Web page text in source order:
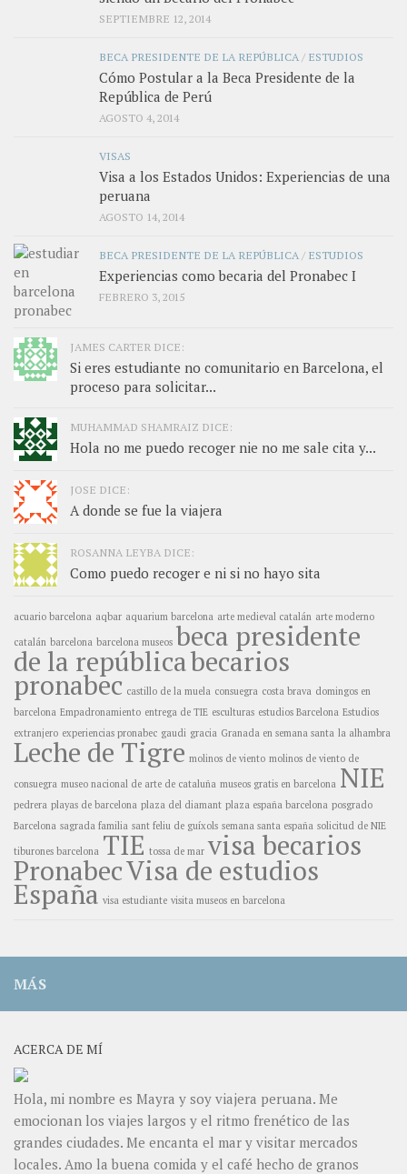
SEPTIEMBRE 12, 2014
BECA PRESIDENTE DE LA REPÚBLICA / ESTUDIOS
Cómo Postular a la Beca Presidente de la
República de Perú
AGOSTO 4, 2014
VISAS
Visa a los Estados Unidos: Experiencias de una
peruana
AGOSTO 14, 2014
BECA PRESIDENTE DE LA REPÚBLICA / ESTUDIOS
Experiencias como becaria del Pronabec I
FEBRERO 3, 2015
JAMES CARTER DICE:
Si eres estudiante no comunitario en Barcelona, el
proceso para solicitar...
MUHAMMAD SHAMRAIZ DICE:
Hola no me puedo recoger nie no me sale cita y...
JOSE DICE:
A donde se fue la viajera
ROSANNA LEYBA DICE:
Como puedo recoger e ni si no hayo sita
acuario barcelona aqbar aquarium barcelona arte medieval catalán arte moderno
catalán barcelona barcelona museos beca presidente
de la repúblicabecarios
pronabec castillo de la muela consuegra costa brava domingos en
barcelona Empadronamiento entrega de TIE esculturas estudios Barcelona Estudios
extranjero experiencias pronabec gaudi gracia Granada en semana santa la alhambra
Leche de Tigre molinos de viento molinos de viento de
consuegra museo nacional de arte de cataluña museos gratis en barcelona NIE
pedrera playas de barcelona plaza del diamant plaza españa barcelona posgrado
Barcelona sagrada familia sant feliu de guíxols semana santa españa solicitud de NIE
tiburones barcelona TIE tossa de mar visa becarios
PronabecVisa de estudios
España visa estudiante visita museos en barcelona
MÁS
ACERCA DE MÍ
Hola, mi nombre es Mayra y soy viajera peruana. Me
emocionan los viajes largos y el ritmo frenético de las
grandes ciudades. Me encanta el mar y visitar mercados
locales. Amo la buena comida y el café hecho de granos